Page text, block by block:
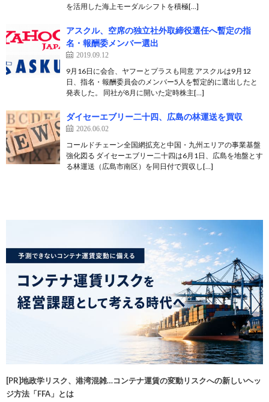
を活用した海上モーダルシフトを積極[…]
アスクル、空席の独立社外取締役選任へ暫定の指
名・報酬委メンバー選出
2019.09.12
9月16日に会合、ヤフーとプラスも同意 アスクルは9月12
日、指名・報酬委員会のメンバー5人を暫定的に選出したと
発表した。 同社が8月に開いた定時株主[…]
ダイセーエブリー二十四、広島の林運送を買収
2026.06.02
コールドチェーン全国網拡充と中国・九州エリアの事業基盤
強化図る ダイセーエブリー二十四は6月1日、広島を地盤とす
る林運送（広島市南区）を同日付で買収し[…]
[PR]地政学リスク、港湾混雑…コンテナ運賃の変動リスクへの新しいヘッ
ジ方法「FFA」とは